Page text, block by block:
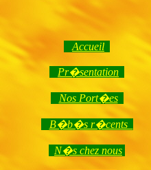
Accueil
Pr�sentation
Nos Port�es
B�b�s r�cents
N�s chez nous